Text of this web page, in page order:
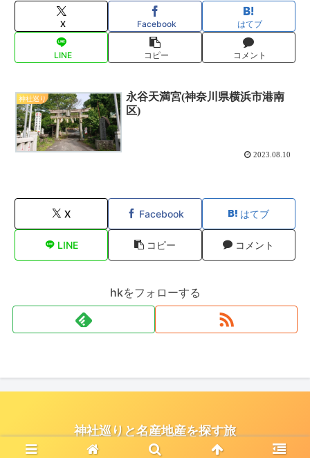
X Facebook はてブ
LINE コピー コメント
神社巡り
永谷天満宮(神奈川県横浜市港南
区)
2023.08.10
X Facebook はてブ
LINE コピー コメント
hkをフォローする
神社巡りと名産地産を探す旅
© 2021 神社巡りと名産地産を探す旅.